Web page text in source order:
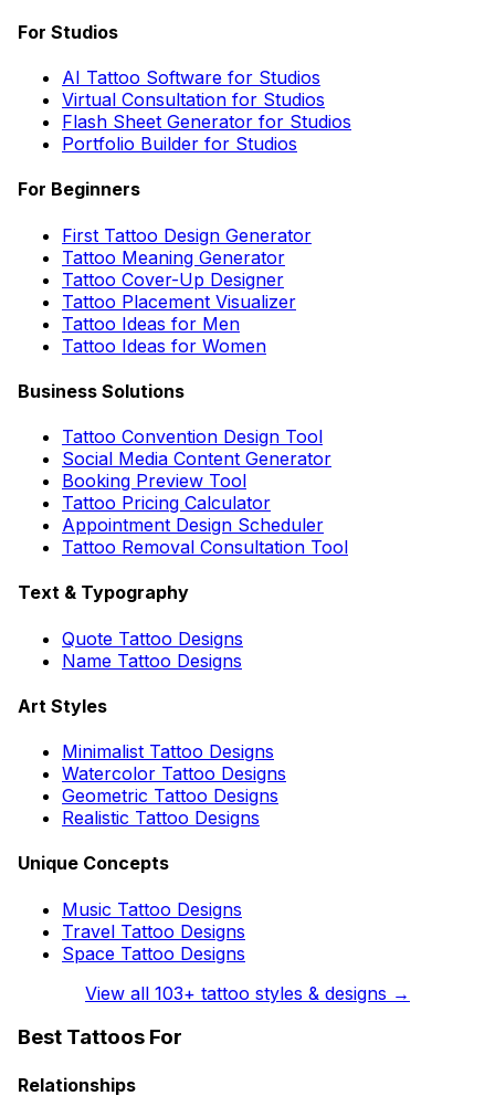
For Studios
AI Tattoo Software for Studios
Virtual Consultation for Studios
Flash Sheet Generator for Studios
Portfolio Builder for Studios
For Beginners
First Tattoo Design Generator
Tattoo Meaning Generator
Tattoo Cover-Up Designer
Tattoo Placement Visualizer
Tattoo Ideas for Men
Tattoo Ideas for Women
Business Solutions
Tattoo Convention Design Tool
Social Media Content Generator
Booking Preview Tool
Tattoo Pricing Calculator
Appointment Design Scheduler
Tattoo Removal Consultation Tool
Text & Typography
Quote Tattoo Designs
Name Tattoo Designs
Art Styles
Minimalist Tattoo Designs
Watercolor Tattoo Designs
Geometric Tattoo Designs
Realistic Tattoo Designs
Unique Concepts
Music Tattoo Designs
Travel Tattoo Designs
Space Tattoo Designs
View all 103+ tattoo styles & designs →
Best Tattoos For
Relationships